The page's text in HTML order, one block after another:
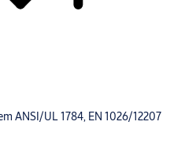
ANSI/UL 1784, EN 1026/12207